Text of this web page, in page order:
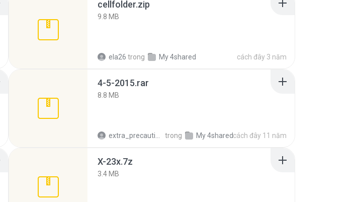
cellfolder.zip
9.8 MB
ela26 trong My 4shared cách đây 3 năm
4-5-2015.rar
8.8 MB
trong My 4sharedcách đây 11 năm
X-23x.7z
3.4 MB